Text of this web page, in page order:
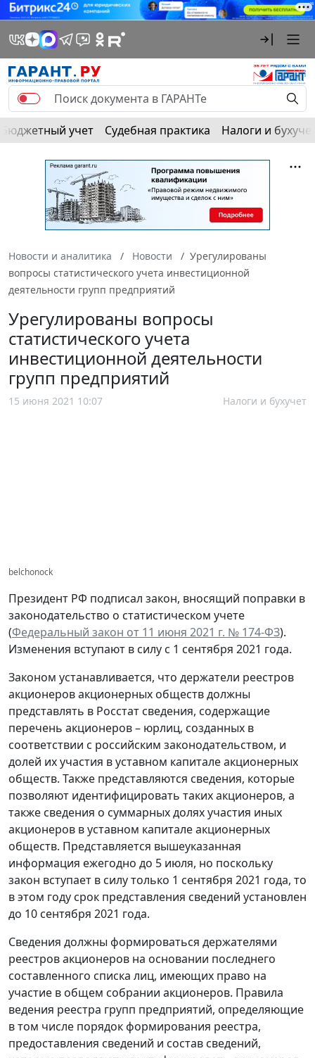
Бюджетный учет Судебная практика Налоги и
Новости и аналитика Новости
Урегулированы
вопросы статистического учета инвестиционной
деятельности групп предприятий
Урегулированы вопросы
статистического учета
инвестиционной деятельности
групп предприятий
15 июня 2021 10:07 Налоги и бухучет
belchonock
Президент РФ подписал закон, вносящий поправки в
законодательство о статистическом учете
(Федеральный закон от 11 июня 2021 г. № 174-ФЗ).
Изменения вступают в силу с 1 сентября 2021 года.
Законом устанавливается, что держатели реестров
акционеров акционерных обществ должны
представлять в Росстат сведения, содержащие
перечень акционеров – юрлиц, созданных в
соответствии с российским законодательством, и
долей их участия в уставном капитале акционерных
обществ. Также представляются сведения, которые
позволяют идентифицировать таких акционеров, а
также сведения о суммарных долях участия иных
акционеров в уставном капитале акционерных
обществ. Представляется вышеуказанная
информация ежегодно до 5 июля, но поскольку
закон вступает в силу только 1 сентября 2021 года, то
в этом году срок представления сведений установлен
до 10 сентября 2021 года.
Сведения должны формироваться держателями
реестров акционеров на основании последнего
составленного списка лиц, имеющих право на
участие в общем собрании акционеров. Правила
ведения реестра групп предприятий, определяющие
в том числе порядок формирования реестра,
предоставления сведений и состав сведений,